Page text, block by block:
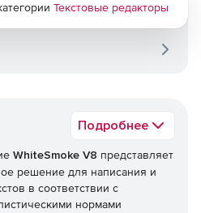
Подробнее
WhiteSmoke V8 представляет
решение для написания и
в соответствии с
нормами
Текстовые редакторы